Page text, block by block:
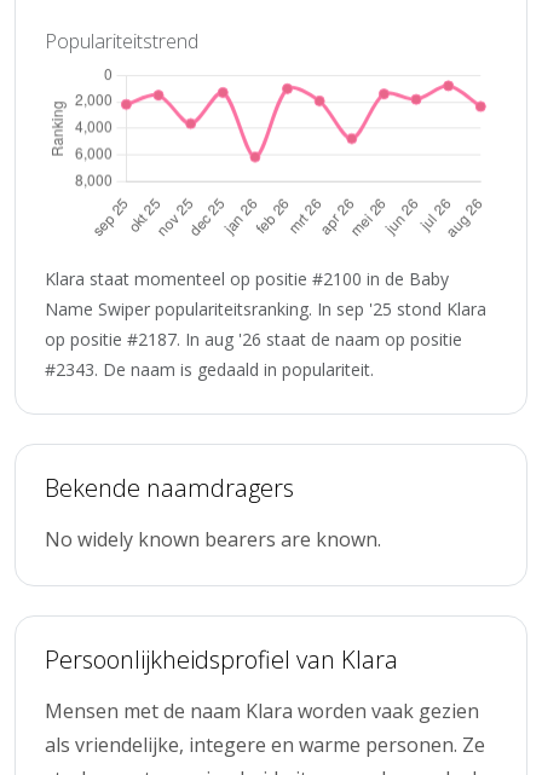
Populariteitstrend
Klara staat momenteel op positie #2100 in de Baby
Name Swiper populariteitsranking. In sep '25 stond Klara
op positie #2187. In aug '26 staat de naam op positie
#2343. De naam is gedaald in populariteit.
Bekende naamdragers
No widely known bearers are known.
Persoonlijkheidsprofiel van Klara
Mensen met de naam Klara worden vaak gezien
als vriendelijke, integere en warme personen. Ze